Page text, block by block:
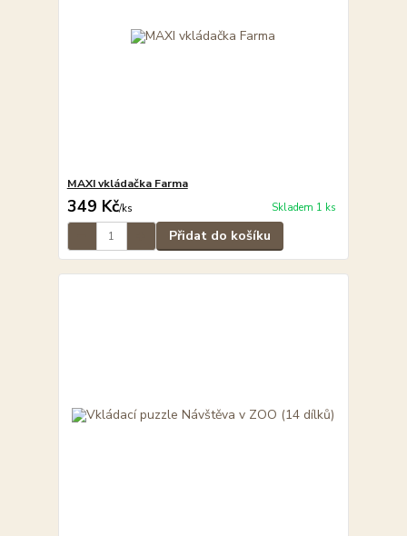
MAXI vkládačka Farma
349 Kč/ks Skladem 1 ks
Přidat do košíku